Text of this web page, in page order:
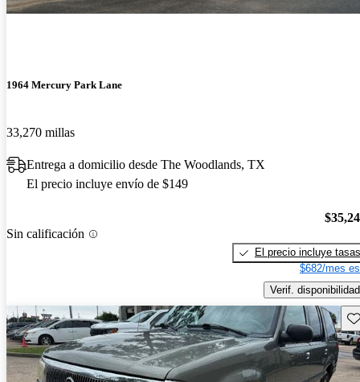
1964 Mercury Park Lane
33,270 millas
Entrega a domicilio desde The Woodlands, TX
El precio incluye envío de $149
Sin calificación
El precio incluye tasas
$682/mes
Verif. disponibilidad